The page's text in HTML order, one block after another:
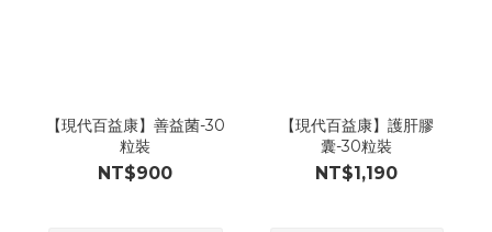
【現代百益康】善益菌-30
粒裝
NT$900
【現代百益康】護肝膠
囊-30粒裝
NT$1,190